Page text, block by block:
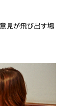
見が飛び出す場